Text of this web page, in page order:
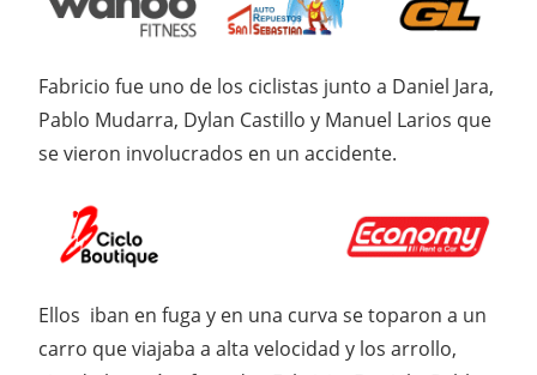
Fabricio fue uno de los ciclistas junto a Daniel Jara,
Pablo Mudarra, Dylan Castillo y Manuel Larios que
se vieron involucrados en un accidente.
Ellos iban en fuga y en una curva se toparon a un
carro que viajaba a alta velocidad y los arrollo,